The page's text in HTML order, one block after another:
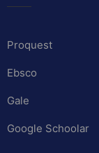
Proquest
Ebsco
Gale
Google Schoolar